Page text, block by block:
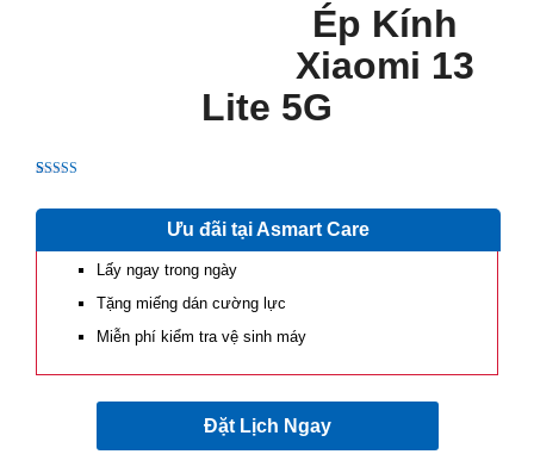
Ép Kính
Xiaomi 13
Lite 5G
out of 5
Ưu đãi tại Asmart Care
Lấy ngay trong ngày
Tặng miếng dán cường lực
Miễn phí kiểm tra vệ sinh máy
Đặt Lịch Ngay